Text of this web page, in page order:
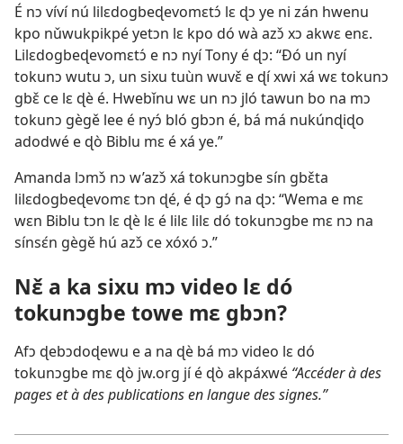
É nɔ víví nú lilɛdogbeɖevomɛtɔ́ lɛ ɖɔ ye ni zán hwenu
kpo nǔwukpikpé yetɔn lɛ kpo dó wà azɔ̌ xɔ akwɛ enɛ.
Lilɛdogbeɖevomɛtɔ́ e nɔ nyí Tony é ɖɔ: “Ðó un nyí
tokunɔ wutu ɔ, un sixu tuùn wuvɛ̌ e ɖí xwi xá wɛ tokunɔ
gbɛ̌ ce lɛ ɖè é. Hwebǐnu wɛ un nɔ jló tawun bo na mɔ
tokunɔ gègě lee é nyɔ́ bló gbɔn é, bá má nukúnɖiɖo
adodwé e ɖò Biblu mɛ é xá ye.”
Amanda lɔmɔ̌ nɔ w’azɔ̌ xá tokunɔgbe sín gbɛ̌ta
lilɛdogbeɖevomɛ tɔn ɖé, é ɖɔ gɔ́ na ɖɔ: “Wema e mɛ
wɛn Biblu tɔn lɛ ɖè lɛ é lilɛ lilɛ dó tokunɔgbe mɛ nɔ na
sínsɛ́n gègě hú azɔ̌ ce xóxó ɔ.”
Nɛ̌ a ka sixu mɔ video lɛ dó
tokunɔgbe towe mɛ gbɔn?
Afɔ ɖebɔdoɖewu e a na ɖè bá mɔ video lɛ dó
tokunɔgbe mɛɖò jw.org jí é ɖò akpáxwé “Accéder à des
pages et à des publications en langue des signes.”